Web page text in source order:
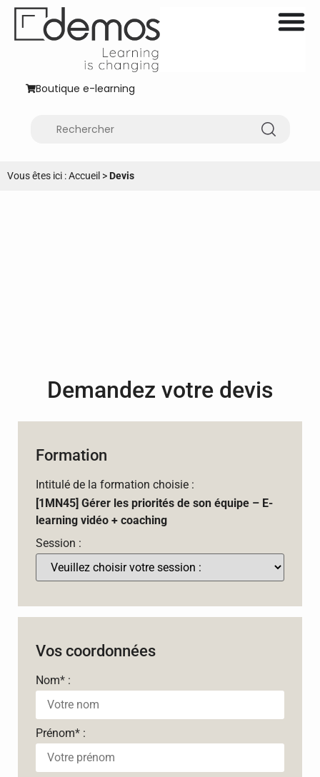
Boutique e-learning
Vous êtes ici :Accueil >Devis
Demandez votre devis
Formation
Intitulé de la formation choisie :
[1MN45] Gérer les priorités de son équipe – E-
learning vidéo + coaching
Session :
Vos coordonnées
Nom* :
Prénom* :